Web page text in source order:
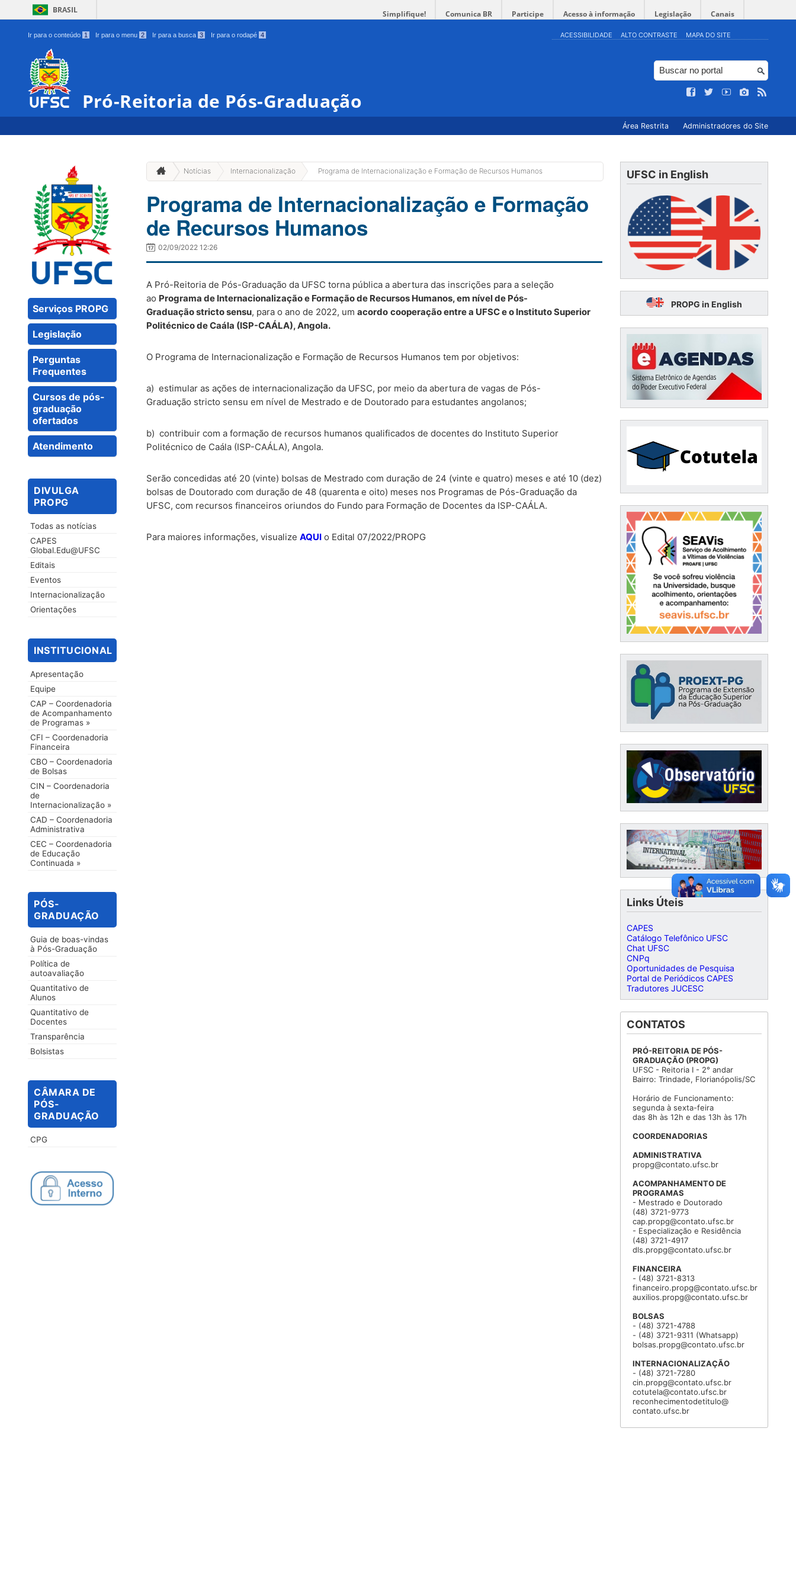
BRASIL Simplifique! Comunica BR Participe Acesso à informação Legislação Canais
Ir para o conteúdo 1 Ir para o menu 2 Ir para a busca 3 Ir para o rodapé 4 ACESSIBILIDADE ALTO CONTRASTE MAPA DO SITE
Pró-Reitoria de Pós-Graduação
Área Restrita Administradores do Site
Serviços PROPG
Legislação
Perguntas
Frequentes
Cursos de pós-
graduação
ofertados
Atendimento
DIVULGA
PROPG
Todas as notícias
CAPES
Global.Edu@UFSC
Editais
Eventos
Internacionalização
Orientações
INSTITUCIONAL
Apresentação
Equipe
CAP – Coordenadoria
de Acompanhamento
de Programas »
CFI – Coordenadoria
Financeira
CBO – Coordenadoria
de Bolsas
CIN – Coordenadoria
de
Internacionalização »
CAD – Coordenadoria
Administrativa
CEC – Coordenadoria
de Educação
Continuada »
PÓS-
GRADUAÇÃO
Guia de boas-vindas
à Pós-Graduação
Política de
autoavaliação
Quantitativo de
Alunos
Quantitativo de
Docentes
Transparência
Bolsistas
CÂMARA DE
PÓS-
GRADUAÇÃO
CPG
Notícias Internacionalização
»
Programa de Internacionalização e Formação de Recursos Humanos
Programa de Internacionalização e Formação
de Recursos Humanos
02/09/2022 12:26
A Pró-Reitoria de Pós-Graduação da UFSC torna pública a abertura das inscrições para a seleção
ao Programa de Internacionalização e Formação de Recursos Humanos, em nível de Pós-
Graduaçãostricto sensu, para o ano de 2022, um acordo cooperação entre a UFSC e o Instituto Superior
Politécnico de Caála (ISP-CAÁLA), Angola.
O Programa de Internacionalização e Formação de Recursos Humanos tem por objetivos:
a) estimular as ações de internacionalização da UFSC, por meio da abertura de vagas de Pós-
Graduação stricto sensu em nível de Mestrado e de Doutorado para estudantes angolanos;
b) contribuir com a formação de recursos humanos qualificados de docentes do Instituto Superior
Politécnico de Caála (ISP-CAÁLA), Angola.
Serão concedidas até 20 (vinte) bolsas de Mestrado com duração de 24 (vinte e quatro) meses e até 10 (dez)
bolsas de Doutorado com duração de 48 (quarenta e oito) meses nos Programas de Pós-Graduação da
UFSC, com recursos financeiros oriundos do Fundo para Formação de Docentes da ISP-CAÁLA.
Para maiores informações, visualize AQUI o Edital 07/2022/PROPG
UFSC in English
PROPG in English
Links Úteis
CAPES
Catálogo Telefônico UFSC
Chat UFSC
CNPq
Oportunidades de Pesquisa
Portal de Periódicos CAPES
Tradutores JUCESC
CONTATOS
PRÓ-REITORIA DE PÓS-
GRADUAÇÃO (PROPG)
UFSC - Reitoria I - 2° andar
Bairro: Trindade, Florianópolis/SC
Horário de Funcionamento:
segunda à sexta-feira
das 8h às 12h e das 13h às 17h
COORDENADORIAS
ADMINISTRATIVA
propg@contato.ufsc.br
ACOMPANHAMENTO DE
PROGRAMAS
- Mestrado e Doutorado
(48) 3721-9773
cap.propg@contato.ufsc.br
- Especialização e Residência
(48) 3721-4917
dls.propg@contato.ufsc.br
FINANCEIRA
- (48) 3721-8313
financeiro.propg@contato.ufsc.br
auxilios.propg@contato.ufsc.br
BOLSAS
- (48) 3721-4788
- (48) 3721-9311 (Whatsapp)
bolsas.propg@contato.ufsc.br
INTERNACIONALIZAÇÃO
- (48) 3721-7280
cin.propg@contato.ufsc.br
cotutela@contato.ufsc.br
reconhecimentodetitulo@
contato.ufsc.br